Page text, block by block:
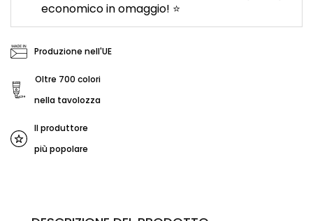
economico in omaggio! ⭐
Produzione nell'UE
Oltre 700 colori
nella tavolozza
Il produttore
più popolare